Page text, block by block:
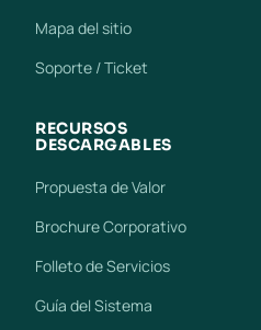
Mapa del sitio
Soporte / Ticket
RECURSOS
DESCARGABLES
Propuesta de Valor
Brochure Corporativo
Folleto de Servicios
Guía del Sistema